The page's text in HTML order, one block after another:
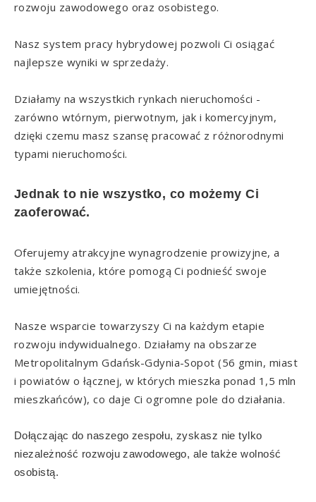
rozwoju zawodowego oraz osobistego.
Nasz system pracy hybrydowej pozwoli Ci osiągać
najlepsze wyniki w sprzedaży.
Działamy na wszystkich rynkach nieruchomości -
zarówno wtórnym, pierwotnym, jak i komercyjnym,
dzięki czemu masz szansę pracować z różnorodnymi
typami nieruchomości.
Jednak to nie wszystko, co możemy Ci
zaoferować.
Oferujemy atrakcyjne wynagrodzenie prowizyjne, a
także szkolenia, które pomogą Ci podnieść swoje
umiejętności.
Nasze wsparcie towarzyszy Ci na każdym etapie
rozwoju indywidualnego. Działamy na obszarze
Metropolitalnym Gdańsk-Gdynia-Sopot (56 gmin, miast
i powiatów o łącznej, w których mieszka ponad 1,5 mln
mieszkańców), co daje Ci ogromne pole do działania.
Dołączając do naszego zespołu, zyskasz nie tylko
niezależność rozwoju zawodowego, ale także wolność
osobistą.